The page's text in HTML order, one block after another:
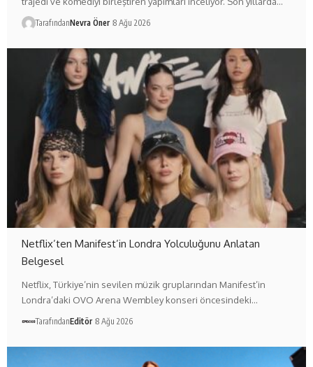
TarafındanNevra Öner 8 Ağu 2026
Netflix’ten Manifest’in Londra Yolculuğunu Anlatan
Belgesel
Netflix, Türkiye’nin sevilen müzik gruplarından Manifest’in
Londra’daki OVO Arena Wembley konseri öncesindeki…
TarafındanEditör 8 Ağu 2026